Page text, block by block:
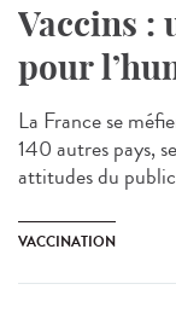
Vaccins :
pour
La France se
140 autres pays,
attitudes du
VACCINATION